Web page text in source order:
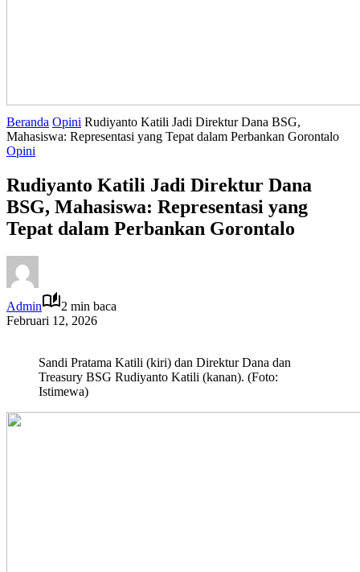
Beranda Opini Rudiyanto Katili Jadi Direktur Dana BSG,
Mahasiswa: Representasi yang Tepat dalam Perbankan Gorontalo
Opini
Rudiyanto Katili Jadi Direktur Dana
BSG, Mahasiswa: Representasi yang
Tepat dalam Perbankan Gorontalo
Admin
2 min baca
Februari 12, 2026
Sandi Pratama Katili (kiri) dan Direktur Dana dan
Treasury BSG Rudiyanto Katili (kanan). (Foto:
Istimewa)